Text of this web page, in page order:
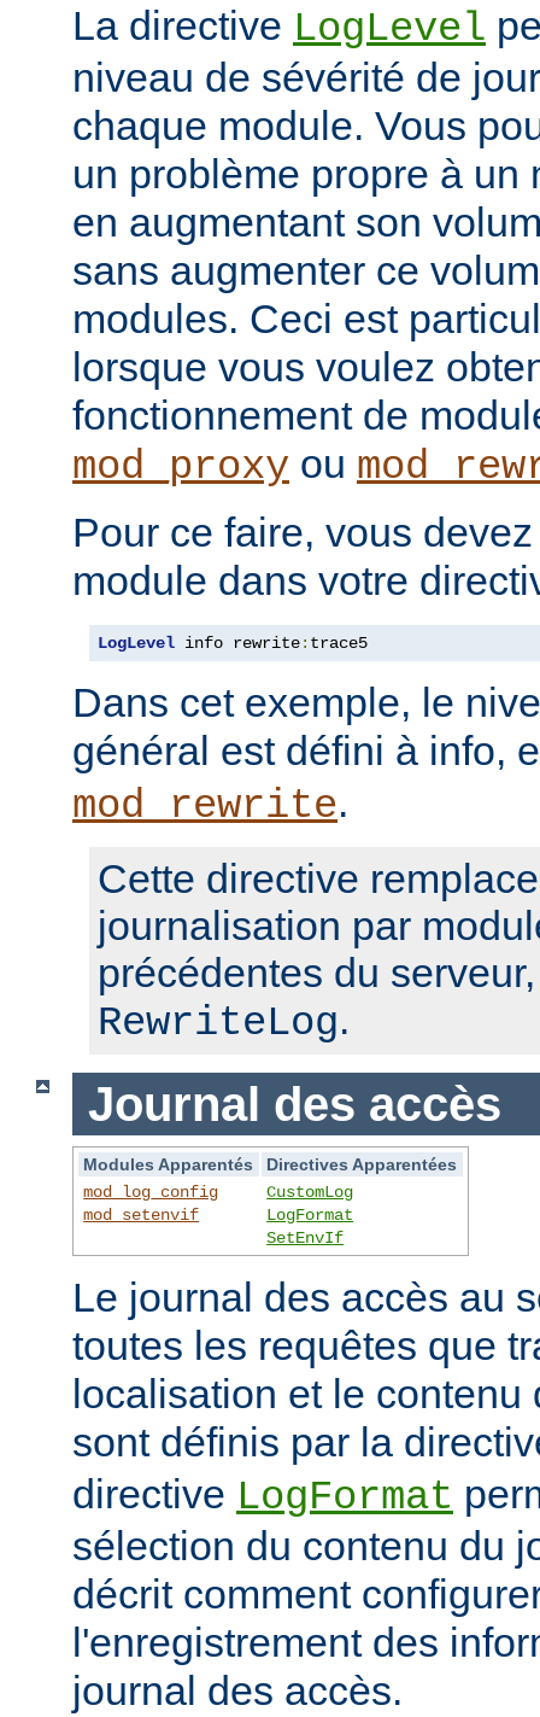
La directive LogLevel
niveau de sévérité de
chaque module. Vous
un problème propre à un
en augmentant son
sans augmenter ce
modules. Ceci est
lorsque vous voulez
fonctionnement de
mod_proxy ou
Pour ce faire, vous
module dans votre
LogLevel info rewrite: trace5
Dans cet exemple, le
général est défini à info,
mod_rewrite.
Cette directive
journalisation par
précédentes du
RewriteLog.
Journal des accès
Modules Apparentés
Directives Apparentées
mod_log_config
mod_setenvif
CustomLog
LogFormat
SetEnvIf
Le journal des accès au
toutes les requêtes que
localisation et le
sont définis par la
directive LogFormat
sélection du contenu du
décrit comment
l'enregistrement des
journal des accès.